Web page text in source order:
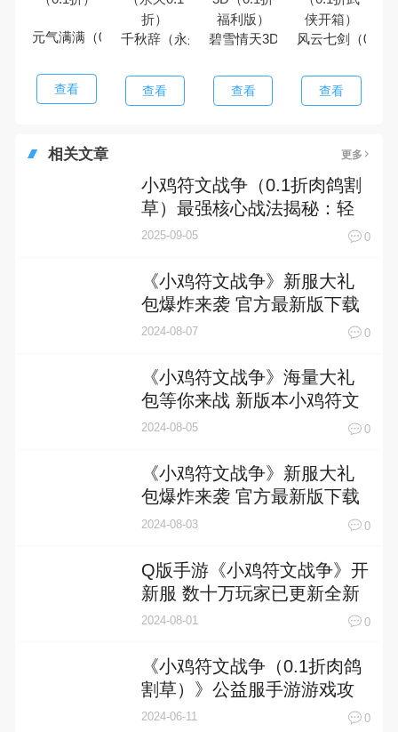
元气满满（0.1折）
查看
千秋辞（永久0.1折）
查看
碧雪情天3D（0.1折福利版）
查看
风云七剑（0.1
查看
相关文章 更多
小鸡符文战争（0.1折肉鸽割
草）最强核心战法揭秘：轻
松割草，横扫千军！
2025-09-05 0
《小鸡符文战争》新服大礼
包爆炸来袭 官方最新版下载
开启
2024-08-07 0
《小鸡符文战争》海量大礼
包等你来战 新版本小鸡符文
战争下载一并送上
2024-08-05 0
《小鸡符文战争》新服大礼
包爆炸来袭 官方最新版下载
开启
2024-08-03 0
Q版手游《小鸡符文战争》开
新服 数十万玩家已更新全新
版
2024-08-01 0
《小鸡符文战争（0.1折肉鸽
割草）》公益服手游游戏攻
略
2024-06-11 0